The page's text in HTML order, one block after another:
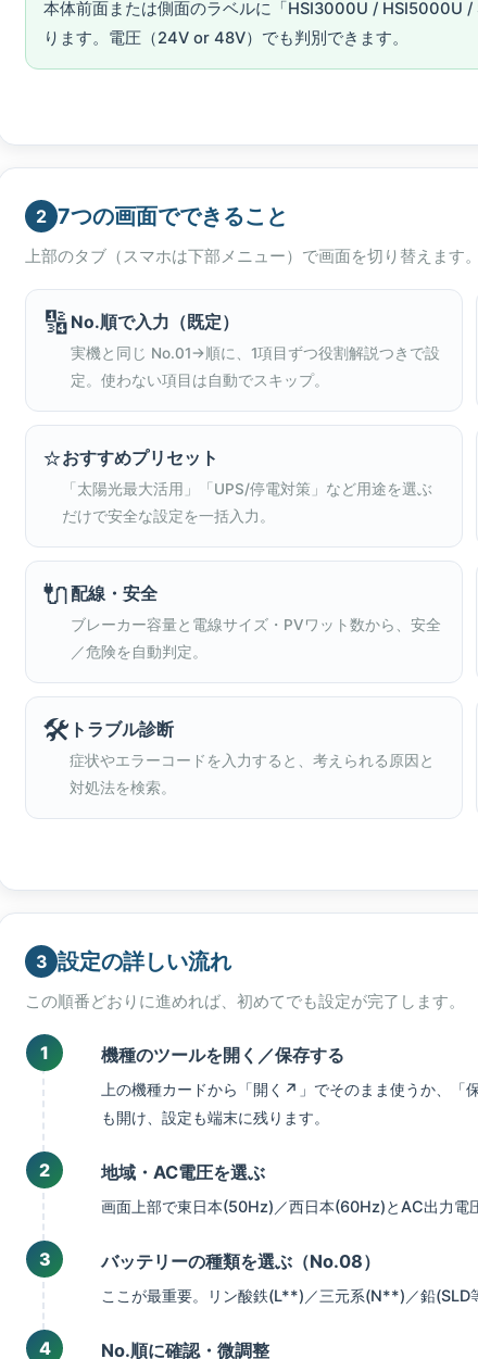
本体前面または側面のラベルに「HSI3000U / HSI5000U
ります。電圧（24V or 48V）でも判別できます。
2 7つの画面でできること
上部のタブ（スマホは下部メニュー）で画面を切り替えます
🔢 No.順で入力（既定）
実機と同じ No.01→順に、1項目ずつ役割解説つきで設
定。使わない項目は自動でスキップ。
⭐おすすめプリセット
「太陽光最大活用」「UPS/停電対策」など用途を選ぶ
だけで安全な設定を一括入力。
🔌配線・安全
ブレーカー容量と電線サイズ・PVワット数から、安全
／危険を自動判定。
🛠️ トラブル診断
症状やエラーコードを入力すると、考えられる原因と
対処法を検索。
3 設定の詳しい流れ
この順番どおりに進めれば、初めてでも設定が完了します。
機種のツールを開く／保存する
上の機種カードから「開く↗」でそのまま使うか、
も開け、設定も端末に残ります。
地域・AC電圧を選ぶ
画面上部で東日本(50Hz)／西日本(60Hz)とAC出力電
バッテリーの種類を選ぶ（No.08）
ここが最重要。リン酸鉄(L**)／三元系(N**)／鉛(SLD
No.順に確認・微調整